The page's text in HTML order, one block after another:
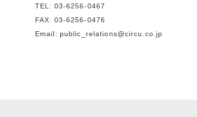
TEL: 03-6256-0467
FAX: 03-6256-0476
Email: public_relations@circu.co.jp